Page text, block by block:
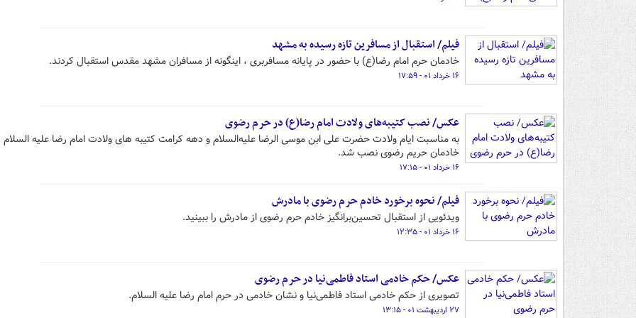
فیلم/ استقبال از مسافرین تازه رسیده به مشهد
خادمان حرم امام رضا(ع) با حضور در پایانه مسافربری ، اینگونه از مسافران مشهد مقدس استقبال کردند.
۱۶ خرداد ۰۱ - ۱۷:۵۹
عکس/ نصب کتیبه‌های ولادت امام رضا(ع) در حرم رضوی
به مناسبت ایام ولادت حضرت علی ابن موسی الرضا علیه‌السلام و دهه کرامت کتیبه های ولادت امام رضا علیه
خادمان حریم رضوی نصب شد.
۱۶ خرداد ۰۱ - ۱۷:۱۵
فیلم/ نحوه برخورد خادم حرم رضوی با مادرش
ویدئویی از استقبال تحسین‌برانگیز خادم حرم رضوی از مادرش را ببینید.
۱۶ خرداد ۰۱ - ۱۲:۳۵
عکس/ حکم خادمی استاد فاطمی‌نیا در حرم رضوی
تصویری از حکم خادمی استاد فاطمی‌نیا و نشان خادمی در حرم امام رضا علیه السلام.
۲۷ اردیبهشت ۰۱ - ۱۳:۱۵